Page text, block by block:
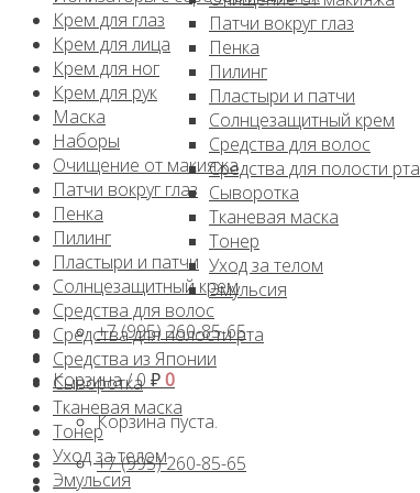
Патчи вокруг глаз
Пенка
Пилинг
Пластыри и патчи
Солнцезащитный крем
Средства для волос
Средства для полости рта
Сыворотка
Тканевая маска
Тонер
Уход за телом
Эмульсия
+7 (995) 260-85-65
Корзина /0 ₽0
Корзина пуста.
+7 (995) 260-85-65
Крем для глаз
Крем для лица
Крем для ног
Крем для рук
Маска
Наборы
Очищение от макияжа
Патчи вокруг глаз
Пенка
Пилинг
Пластыри и патчи
Солнцезащитный крем
Средства для волос
Средства для полости рта
Средства из Японии
Сыворотка
Тканевая маска
Тонер
Уход за телом
Эмульсия